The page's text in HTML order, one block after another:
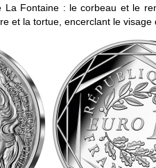
La Fontaine : le corbeau et le
et la tortue, encerclant le visage